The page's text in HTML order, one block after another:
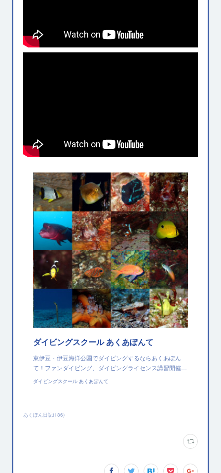
ダイビングスクール あくあぽんて
東伊豆・伊豆海洋公園でダイビングするならあくあぽん
て！ファンダイビング、ダイビングライセンス講習開催…
ダイビングスクール あくあぽんて
あくぽん日記(186)